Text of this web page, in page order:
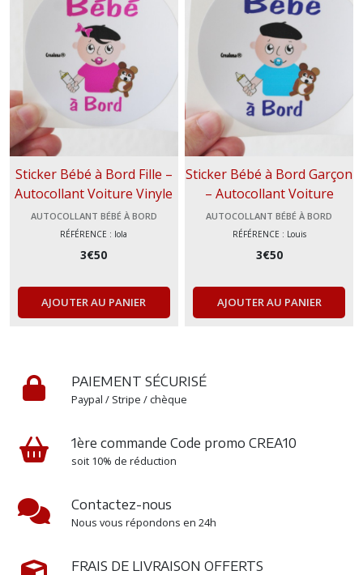
Sticker Bébé à Bord Fille –
Autocollant Voiture Vinyle
Durable | Idée Cadeau
Naissance & Parents
AUTOCOLLANT BÉBÉ À BORD
RÉFÉRENCE : lola
3€50
AJOUTER AU PANIER
Sticker Bébé à Bord Garçon
– Autocollant Voiture
Vinyle Durable | Idée
Cadeau Naissance &
Parents
AUTOCOLLANT BÉBÉ À BORD
RÉFÉRENCE : Louis
3€50
AJOUTER AU PANIER
PAIEMENT SÉCURISÉ
Paypal / Stripe / chèque
1ère commande Code promo CREA10
soit 10% de réduction
Contactez-nous
Nous vous répondons en 24h
FRAIS DE LIVRAISON OFFERTS
autocollant
autocollant
animaux
(2)
autocollant
Pays
(9)
bébé
bord
autocollant
Papy
ou
(1)
Afficher
les